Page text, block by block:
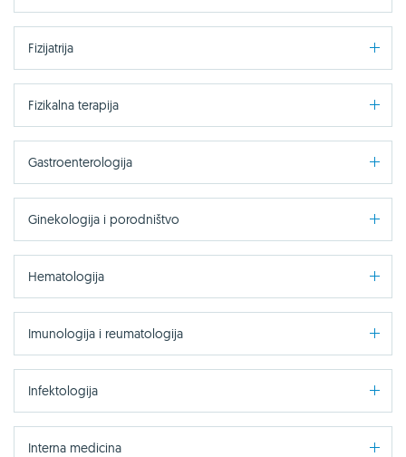
Fizijatrija
Fizikalna terapija
Gastroenterologija
Ginekologija i porodništvo
Hematologija
Imunologija i reumatologija
Infektologija
Interna medicina